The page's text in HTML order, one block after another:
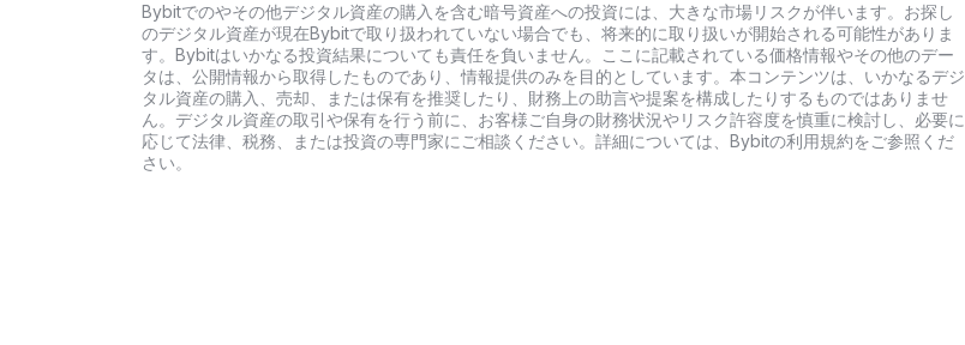
Bybitでのやその他デジタル資産の購入を含む暗号資産への投資には、大きな市場リスクが伴います。お探し
のデジタル資産が現在Bybitで取り扱われていない場合でも、将来的に取り扱いが開始される可能性がありま
す。Bybitはいかなる投資結果についても責任を負いません。ここに記載されている価格情報やその他のデー
タは、公開情報から取得したものであり、情報提供のみを目的としています。本コンテンツは、いかなるデジ
タル資産の購入、売却、または保有を推奨したり、財務上の助言や提案を構成したりするものではありませ
ん。デジタル資産の取引や保有を行う前に、お客様ご自身の財務状況やリスク許容度を慎重に検討し、必要に
応じて法律、税務、または投資の専門家にご相談ください。詳細については、Bybitの利用規約をご参照くだ
さい。